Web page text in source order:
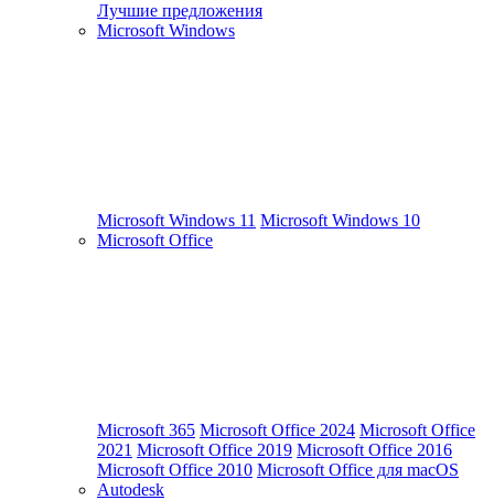
Лучшие предложения
Microsoft Windows
Microsoft Windows 11 Microsoft Windows 10
Microsoft Office
Microsoft 365 Microsoft Office 2024 Microsoft Office
2021 Microsoft Office 2019 Microsoft Office 2016
Microsoft Office 2010 Microsoft Office для macOS
Autodesk